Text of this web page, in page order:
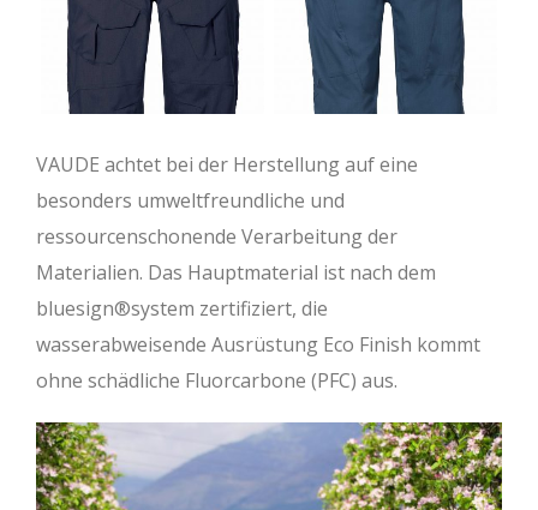
VAUDE achtet bei der Herstellung auf eine
besonders umweltfreundliche und
ressourcenschonende Verarbeitung der
Materialien. Das Hauptmaterial ist nach dem
bluesign®system zertifiziert, die
wasserabweisende Ausrüstung Eco Finish kommt
ohne schädliche Fluorcarbone (PFC) aus.